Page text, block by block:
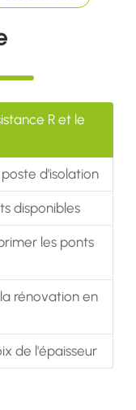
R et le
d'isolation
disponibles
les ponts
rénovation en
de l'épaisseur